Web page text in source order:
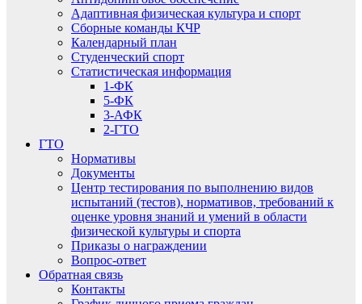
Адаптивная физическая культура и спорт
Сборные команды КЧР
Календарный план
Студенческий спорт
Статистическая информация
1-ФК
5-ФК
3-АФК
2-ГТО
ГТО
Нормативы
Документы
Центр тестирования по выполнению видов
испытаний (тестов), нормативов, требований к
оценке уровня знаний и умений в области
физической культуры и спорта
Приказы о награждении
Вопрос-ответ
Обратная связь
Контакты